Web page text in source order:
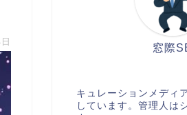
窓際
キュレーションメディ
しています。管理人は